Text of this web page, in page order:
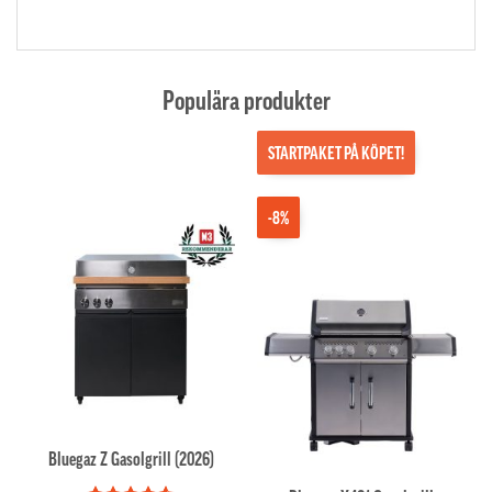
Populära produkter
Bluegaz Z Gasolgrill (2026)
-8%
STARTPAKET PÅ KÖPET!